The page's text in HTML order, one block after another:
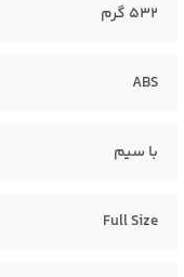
۵۳۲ گرم
ABS
با سیم
Full Size